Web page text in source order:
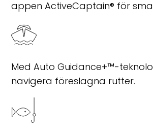
appen ActiveCaptain® för
Med Auto Guidance+™-
navigera föreslagna rutter.